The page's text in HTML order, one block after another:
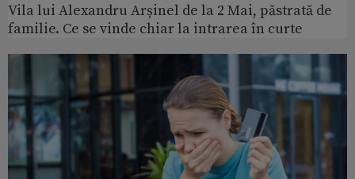
Vila lui Alexandru Arșinel de la 2 Mai, păstrată de
familie. Ce se vinde chiar la intrarea în curte